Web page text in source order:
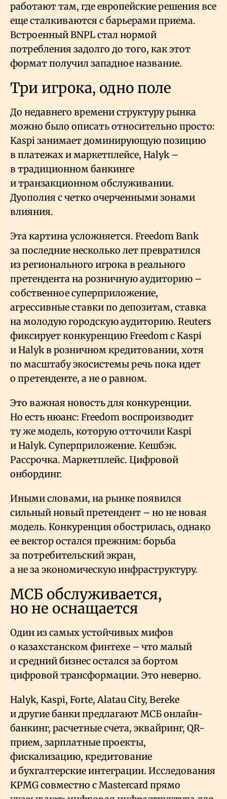
работают там, где европейские решения все
еще сталкиваются с барьерами приема.
Встроенный BNPL стал нормой
потребления задолго до того, как этот
формат получил западное название.
Три игрока, одно поле
До недавнего времени структуру рынка
можно было описать относительно просто:
Kaspi занимает доминирующую позицию
в платежах и маркетплейсе, Halyk –
в традиционном банкинге
и транзакционном обслуживании.
Дуополия с четко очерченными зонами
влияния.
Эта картина усложняется. Freedom Bank
за последние несколько лет превратился
из регионального игрока в реального
претендента на розничную аудиторию –
собственное суперприложение,
агрессивные ставки по депозитам, ставка
на молодую городскую аудиторию. Reuters
фиксирует конкуренцию Freedom с Kaspi
и Halyk в розничном кредитовании, хотя
по масштабу экосистемы речь пока идет
о претенденте, а не о равном.
Это важная новость для конкуренции.
Но есть нюанс: Freedom воспроизводит
ту же модель, которую отточили Kaspi
и Halyk. Суперприложение. Кешбэк.
Рассрочка. Маркетплейс. Цифровой
онбординг.
Иными словами, на рынке появился
сильный новый претендент – но не новая
модель. Конкуренция обострилась, однако
ее вектор остался прежним: борьба
за потребительский экран,
а не за экономическую инфраструктуру.
МСБ обслуживается,
но не оснащается
Один из самых устойчивых мифов
о казахстанском финтехе – что малый
и средний бизнес остался за бортом
цифровой трансформации. Это неверно.
Halyk, Kaspi, Forte, Alatau City, Bereke
и другие банки предлагают МСБ онлайн-
банкинг, расчетные счета, эквайринг, QR-
прием, зарплатные проекты,
фискализацию, кредитование
и бухгалтерские интеграции. Исследования
KPMG совместно с Mastercard прямо